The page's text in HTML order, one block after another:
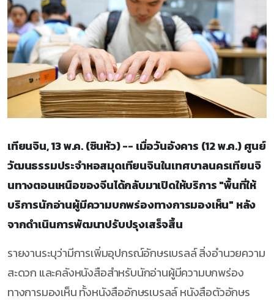
เทียนจิน, 13 พ.ค. (ซินหัว) -- เมื่อวันอังคาร (12 พ.ค.) ศูนย์
วัฒนธรรมประจำหอสมุดเทียนจินในเทศบาลนครเทียนจิ
นทางตอนเหนือของจีนได้กลับมาเปิดให้บริการ "พื้นที่ให้
บริการนักอ่านผู้มีความบกพร่องทางการมองเห็น" หลัง
จากดำเนินการพัฒนาปรับปรุงเสร็จสิ้น
รายงานระบุว่ามีการเพิ่มอุปกรณ์อักษรเบรลล์ สิ่งอำนวยความ
สะดวก และคลังหนังสือสำหรับนักอ่านผู้มีความบกพร่อง
ทางการมองเห็น ทั้งหนังสืออักษรเบรลล์ หนังสือตัวอักษร